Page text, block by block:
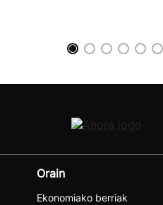
Orain
Ekonomiako berriak